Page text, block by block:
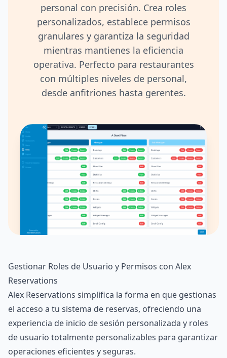
personal con precisión. Crea roles
personalizados, establece permisos
granulares y garantiza la seguridad
mientras mantienes la eficiencia
operativa. Perfecto para restaurantes
con múltiples niveles de personal,
desde anfitriones hasta gerentes.
Gestionar Roles de Usuario y Permisos con Alex
Reservations
Alex Reservations simplifica la forma en que gestionas
el acceso a tu sistema de reservas, ofreciendo una
experiencia de inicio de sesión personalizada y roles
de usuario totalmente personalizables para garantizar
operaciones eficientes y seguras.